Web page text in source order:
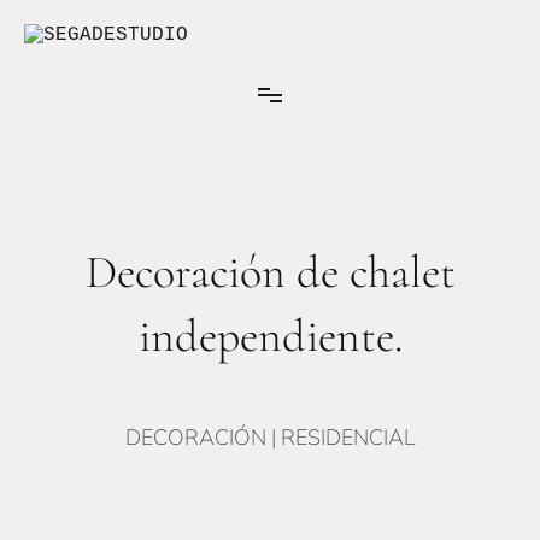
Decoración de chalet
independiente.
DECORACIÓN | RESIDENCIAL